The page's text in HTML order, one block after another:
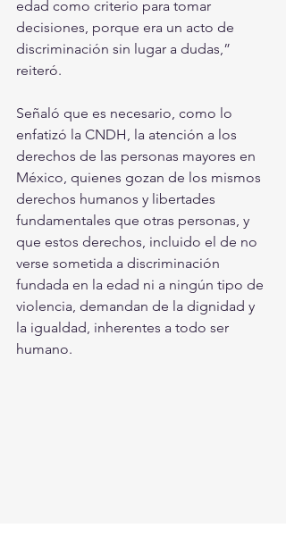
edad como criterio para tomar
decisiones, porque era un acto de
discriminación sin lugar a dudas,”
reiteró.
Señaló que es necesario, como lo
enfatizó la CNDH, la atención a los
derechos de las personas mayores en
México, quienes gozan de los mismos
derechos humanos y libertades
fundamentales que otras personas, y
que estos derechos, incluido el de no
verse sometida a discriminación
fundada en la edad ni a ningún tipo de
violencia, demandan de la dignidad y
la igualdad, inherentes a todo ser
humano.